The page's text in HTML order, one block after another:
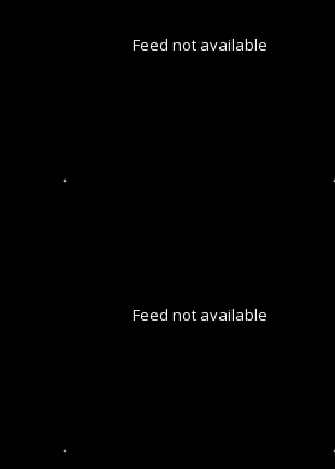
Feed not available
Feed not available